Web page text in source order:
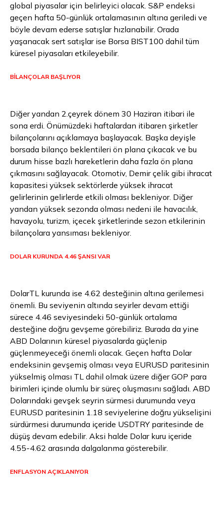
global piyasalar için belirleyici olacak. S&P endeksi
geçen hafta 50-günlük ortalamasının altına geriledi ve
böyle devam ederse satışlar hızlanabilir. Orada
yaşanacak sert satışlar ise Borsa BIST100 dahil tüm
küresel piyasaları etkileyebilir.
BİLANÇOLAR BAŞLIYOR
Diğer yandan 2.çeyrek dönem 30 Haziran itibari ile
sona erdi. Önümüzdeki haftalardan itibaren şirketler
bilançolarını açıklamaya başlayacak. Başka deyişle
borsada bilanço beklentileri ön plana çıkacak ve bu
durum hisse bazlı hareketlerin daha fazla ön plana
çıkmasını sağlayacak. Otomotiv, Demir çelik gibi ihracat
kapasitesi yüksek sektörlerde yüksek ihracat
gelirlerinin gelirlerde etkili olması bekleniyor. Diğer
yandan yüksek sezonda olması nedeni ile havacılık,
havayolu, turizm, içecek şirketlerinde sezon etkilerinin
bilançolara yansıması bekleniyor.
DOLAR KURUNDA 4.46 ŞANSI VAR
DolarTL kurunda ise 4.62 desteğinin altına gerilemesi
önemli. Bu seviyenin altında seyirler devam ettiği
sürece 4.46 seviyesindeki 50-günlük ortalama
desteğine doğru gevşeme görebiliriz. Burada da yine
ABD Dolarının küresel piyasalarda güçlenip
güçlenmeyeceği önemli olacak. Geçen hafta Dolar
endeksinin gevşemiş olması veya EURUSD paritesinin
yükselmiş olması TL dahil olmak üzere diğer GOP para
birimleri içinde olumlu bir süreç oluşmasını sağladı. ABD
Dolarındaki gevşek seyrin sürmesi durumunda veya
EURUSD paritesinin 1.18 seviyelerine doğru yükselişini
sürdürmesi durumunda içeride USDTRY paritesinde de
düşüş devam edebilir. Aksi halde Dolar kuru içeride
4.55-4.62 arasında dalgalanma gösterebilir.
ENFLASYON AÇIKLANIYOR